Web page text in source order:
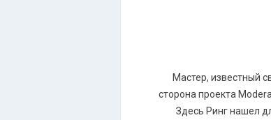
Мастер, известный
сторона проекта
Здесь Ринг нашел